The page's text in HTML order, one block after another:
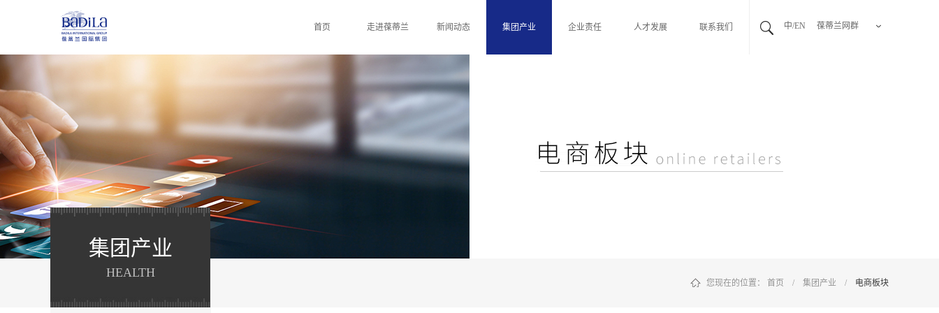
葆蒂兰网群
中/EN
首页 走进葆蒂兰 新闻动态 集团产业 企业责任 人才发展 联系我们
集团产业
HEALTH
您现在的位置： 首页 / 集团产业 / 电商板块